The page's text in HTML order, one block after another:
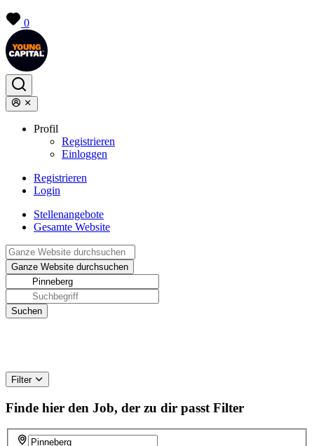
0
Profil
Registrieren
Einloggen
Registrieren
Login
Stellenangebote
Gesamte Website
Filter
Finde hier den Job, der zu dir passt Filter